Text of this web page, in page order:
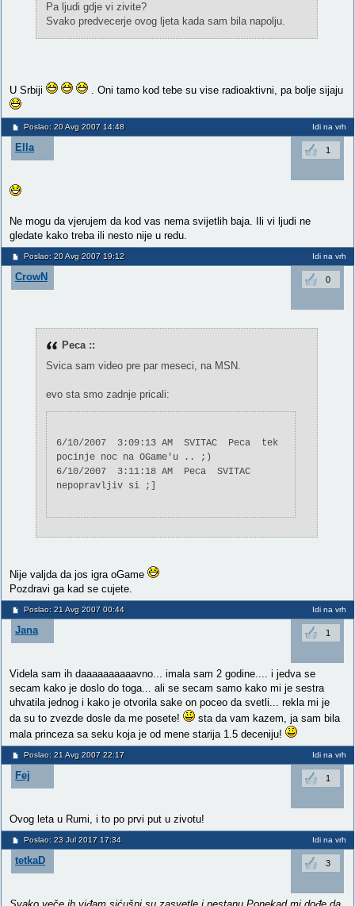
Pa ljudi gdje vi zivite?
Svako predvecerje ovog ljeta kada sam bila napolju.
U Srbiji . Oni tamo kod tebe su vise radioaktivni, pa bolje sijaju
Poslao: 20 Avg 2007 14:48 Idi na vrh
Ella 1
Ne mogu da vjerujem da kod vas nema svijetlih baja. Ili vi ljudi ne
gledate kako treba ili nesto nije u redu.
Poslao: 20 Avg 2007 19:12 Idi na vrh
CrowN 0
Peca ::
Svica sam video pre par meseci, na MSN.
evo sta smo zadnje pricali:
6/10/2007 3:09:13 AM SVITAC Peca tek
pocinje noc na OGame'u .. ;)
6/10/2007 3:11:18 AM Peca SVITAC
nepopravljiv si ;]
Nije valjda da jos igra oGame
Pozdravi ga kad se cujete.
Poslao: 21 Avg 2007 00:44 Idi na vrh
Jana 1
Videla sam ih daaaaaaaaaavno... imala sam 2 godine.... i jedva se
secam kako je doslo do toga... ali se secam samo kako mi je sestra
uhvatila jednog i kako je otvorila sake on poceo da svetli... rekla mi je
da su to zvezde dosle da me posete!
sta da vam kazem, ja sam bila
mala princeza sa seku koja je od mene starija 1.5 deceniju!
Poslao: 21 Avg 2007 22:17 Idi na vrh
Fej 1
Ovog leta u Rumi, i to po prvi put u zivotu!
Poslao: 23 Jul 2017 17:34 Idi na vrh
tetkaD 3